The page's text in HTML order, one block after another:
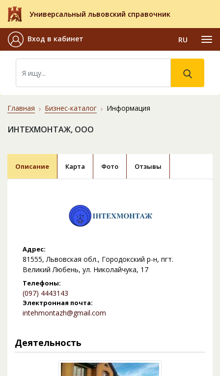
Универсальный львовский справочник
Вход в кабинет RU
Главная Бизнес-каталог Информация
ИНТЕХМОНТАЖ, ООО
Описание Карта Фото Отзывы
Адрес:
81555, Львовская обл., Городокский р-н, пгт.
Великий Любень, ул. Николайчука, 17
Телефоны:
(097) 4443143
Электронная почта:
intehmontazh@gmail.com
Деятельность